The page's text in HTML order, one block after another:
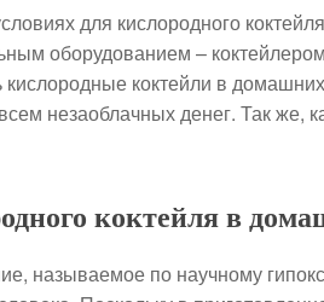
для кислородного
оборудованием –
кислородные коктейли в
незаоблачных денег. Так же,
коктейля в
называемое по научному